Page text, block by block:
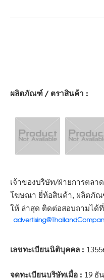
ผลิตภัณฑ์ / ตราสินค้า :
เจ้าของบริษัท/ฝ่ายการตล
โฆษณา ยี่ห้อสินค้า, ผลิตภั
ให้ ล่าสุด ติดต่อสอบถามได้
เลขทะเบียนนิติบุคคล :
จดทะเบียนบริษัทเมื่อ : 19 ธั